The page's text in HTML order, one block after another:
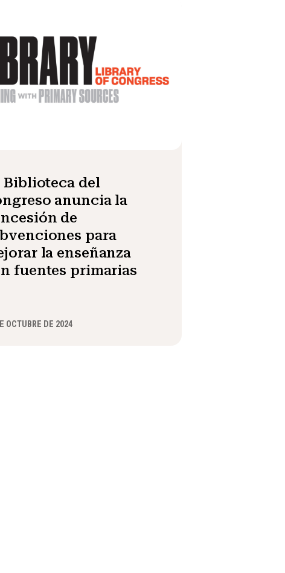
Biblioteca del
anuncia la
de
para
la enseñanza
fuentes primarias
OCTUBRE DE 2024